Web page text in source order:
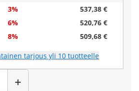
3%
537,38 €
6%
520,76 €
8% 509,68 €
tarjous yli 10 tuotteelle
+